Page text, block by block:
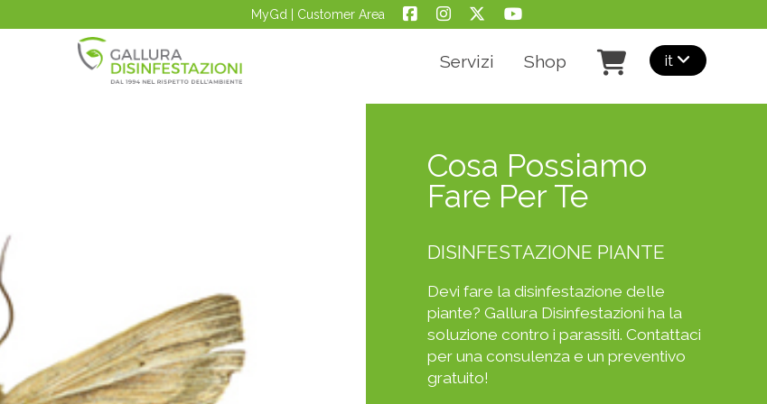
MyGd | Customer Area
Servizi Shop it
Cosa Possiamo
Fare Per Te
DISINFESTAZIONE PIANTE
Devi fare la disinfestazione delle
piante? Gallura Disinfestazioni ha la
soluzione contro i parassiti. Contattaci
per una consulenza e un preventivo
gratuito!